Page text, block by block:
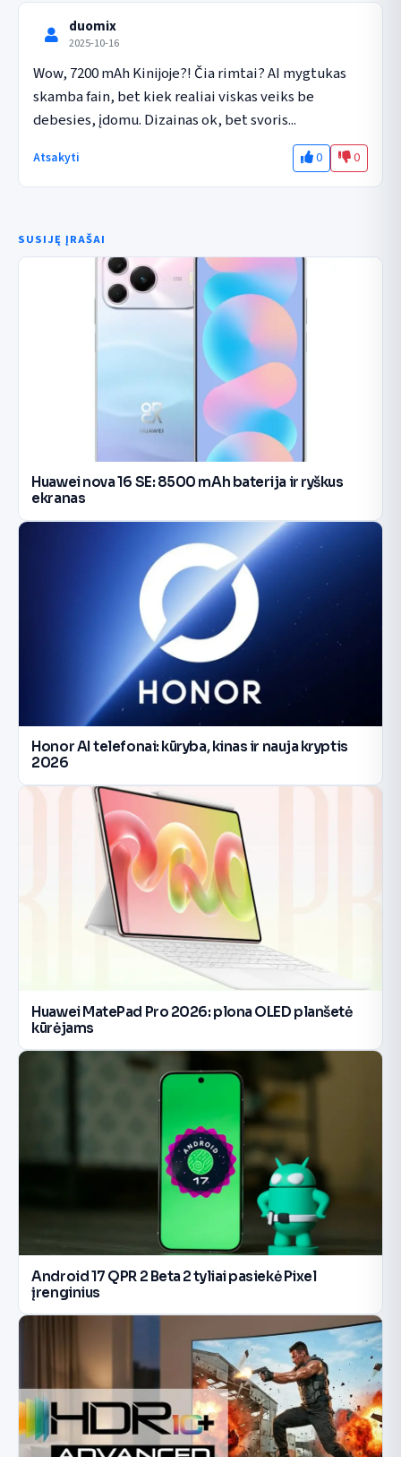
duomix
2025-10-16
Wow, 7200 mAh Kinijoje?! Čia rimtai? AI mygtukas
skamba fain, bet kiek realiai viskas veiks be
debesies, įdomu. Dizainas ok, bet svoris...
Atsakyti 0 0
SUSIJĘ ĮRAŠAI
Huawei nova 16 SE: 8500 mAh baterija ir ryškus
ekranas
Honor AI telefonai: kūryba, kinas ir nauja kryptis
2026
Huawei MatePad Pro 2026: plona OLED planšetė
kūrėjams
Android 17 QPR 2 Beta 2 tyliai pasiekė Pixel
įrenginius